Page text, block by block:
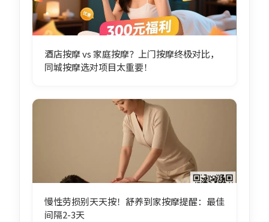
酒店按摩 vs 家庭按摩？上门按摩终极对比，
同城按摩选对项目太重要！
慢性劳损别天天按！舒养到家按摩提醒：最佳
间隔2-3天